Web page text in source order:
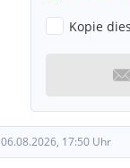
Kopie
06.08.2026, 17:50 Uhr